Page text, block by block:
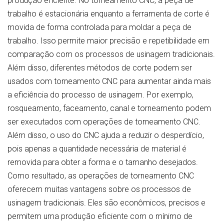
trabalho é estacionária enquanto a ferramenta de corte é
movida de forma controlada para moldar a peça de
trabalho. Isso permite maior precisão e repetibilidade em
comparação com os processos de usinagem tradicionais.
Além disso, diferentes métodos de corte podem ser
usados com torneamento CNC para aumentar ainda mais
a eficiência do processo de usinagem. Por exemplo,
rosqueamento, faceamento, canal e torneamento podem
ser executados com operações de torneamento CNC.
Além disso, o uso do CNC ajuda a reduzir o desperdício,
pois apenas a quantidade necessária de material é
removida para obter a forma e o tamanho desejados.
Como resultado, as operações de torneamento CNC
oferecem muitas vantagens sobre os processos de
usinagem tradicionais. Eles são econômicos, precisos e
permitem uma produção eficiente com o mínimo de